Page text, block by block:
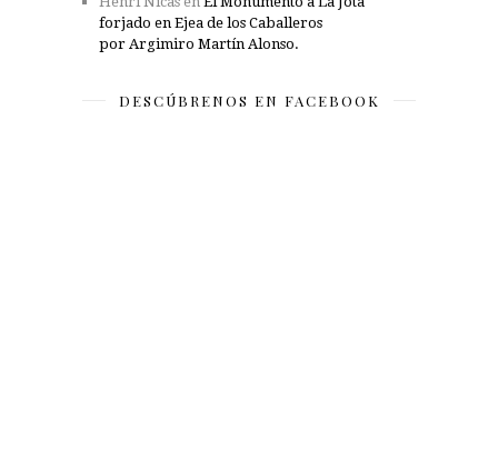
forjado en Ejea de los Caballeros
por Argimiro Martín Alonso.
DESCÚBRENOS EN FACEBOOK